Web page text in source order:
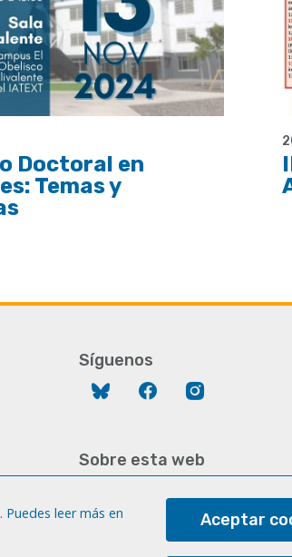
Doctoral en
Temas y
Síguenos
Bluesky Facebook
Sobre esta web
Cookies
leer más en
Aceptar